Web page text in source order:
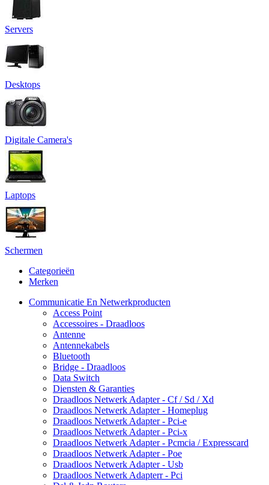
Servers
Desktops
Digitale Camera's
Laptops
Schermen
Categorieën
Merken
Communicatie En Netwerkproducten
Access Point
Accessoires - Draadloos
Antenne
Antennekabels
Bluetooth
Bridge - Draadloos
Data Switch
Diensten & Garanties
Draadloos Netwerk Adapter - Cf / Sd / Xd
Draadloos Netwerk Adapter - Homeplug
Draadloos Netwerk Adapter - Pci-e
Draadloos Netwerk Adapter - Pci-x
Draadloos Netwerk Adapter - Pcmcia / Expresscard
Draadloos Netwerk Adapter - Poe
Draadloos Netwerk Adapter - Usb
Draadloos Netwerk Adapterr - Pci